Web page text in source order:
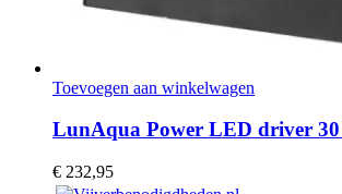
Toevoegen aan winkelwagen
LunAqua Power LED driver
€ 232,95